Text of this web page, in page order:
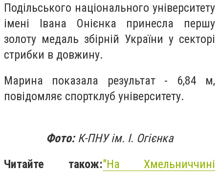
Подільського національного університету
імені Івана Онієнка принесла першу
золоту медаль збірній України у секторі
стрибки в довжину.
Марина показала результат - 6,84 м,
повідомляє спортклуб університету.
Фото:К-ПНУ ім. І. Огієнка
Читайте також:"На Хмельниччині